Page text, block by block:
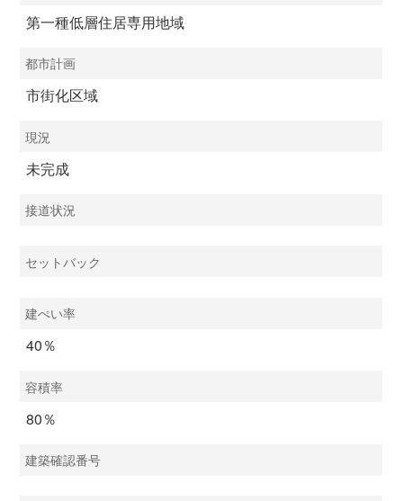
第一種低層住居専用地域
都市計画
市街化区域
現況
未完成
接道状況
セットバック
建ぺい率
40％
容積率
80％
建築確認番号